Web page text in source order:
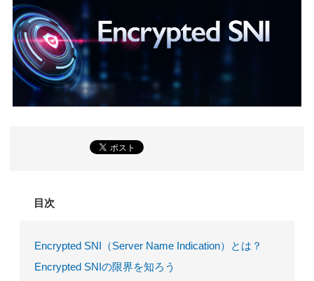
目次
Encrypted SNI（Server Name Indication）とは？
Encrypted SNIの限界を知ろう